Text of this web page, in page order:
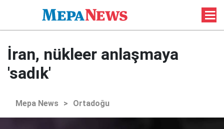
İran, nükleer anlaşmaya
'sadık'
Mepa News > Ortadoğu